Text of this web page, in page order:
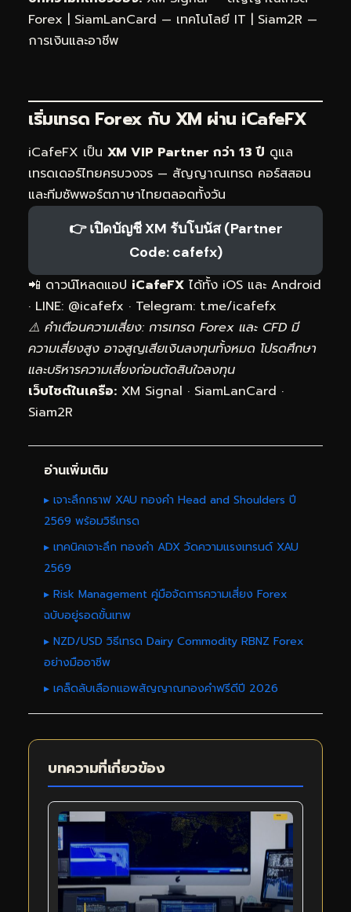
Forex
SiamLanCard — เทคโนโลยี IT
Siam2R —
การเงินและอาชีพ
เริ่มเทรด Forex กับ XM ผ่าน iCafeFX
iCafeFX เป็น XM VIP Partner กว่า 13 ปี ดูแล
เทรดเดอร์ไทยครบวงจร — สัญญาณเทรด คอร์สสอน
และทีมซัพพอร์ตภาษาไทยตลอดทั้งวัน
👉 เปิดบัญชี XM รับโบนัส (Partner
Code: cafefx)
📲 ดาวน์โหลดแอป iCafeFX ได้ทั้ง iOS และ Android
· LINE: @icafefx · Telegram: t.me/icafefx
⚠️ คำเตือนความเสี่ยง: การเทรด Forex และ CFD มี
ความเสี่ยงสูง อาจสูญเสียเงินลงทุนทั้งหมด โปรดศึกษา
และบริหารความเสี่ยงก่อนตัดสินใจลงทุน
เว็บไซต์ในเครือ: XM Signal · SiamLanCard ·
Siam2R
อ่านเพิ่มเติม
▸ เจาะลึกกราฟ XAU ทองคำ Head and Shoulders ปี
2569 พร้อมวิธีเทรด
▸ เทคนิคเจาะลึก ทองคำ ADX วัดความแรงเทรนด์ XAU
2569
▸ Risk Management คู่มือจัดการความเสี่ยง Forex
ฉบับอยู่รอดขั้นเทพ
▸ NZD/USD วิธีเทรด Dairy Commodity RBNZ Forex
อย่างมืออาชีพ
▸ เคล็ดลับเลือกแอพสัญญาณทองคำฟรีดีปี 2026
บทความที่เกี่ยวข้อง